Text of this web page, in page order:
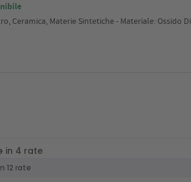
Ceramica, Materie Sintetiche - Materiale: Ossido Di